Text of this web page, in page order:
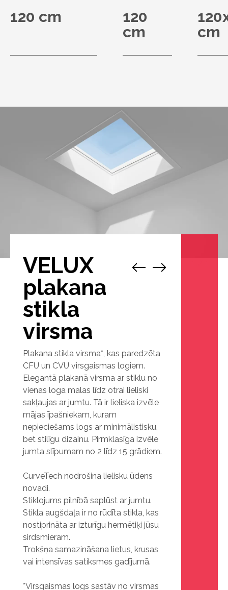
120 cm
120
cm
cm
VELUX
plakana
stikla
virsma
Plakana stikla virsma*, kas paredzēta
CFU un CVU virsgaismas logiem.
Elegantā plakanā virsma ar stiklu no
vienas loga malas līdz otrai lieliski
sakļaujas ar jumtu. Tā ir lieliska izvēle
mājas īpašniekam, kuram
nepieciešams logs ar minimālistisku,
bet stilīgu dizainu. Pirmklasīga izvēle
jumta slīpumam no 2 līdz 15 grādiem.
CurveTech nodrošina lielisku ūdens
novadi.
Stiklojums pilnībā saplūst ar jumtu.
Stikla augšdaļa ir no rūdīta stikla, kas
nostiprināta ar izturīgu hermētiķi jūsu
sirdsmieram.
Trokšņa samazināšana lietus, krusas
vai intensīvas satiksmes gadījumā.
*Virsgaismas logs sastāv no virsmas